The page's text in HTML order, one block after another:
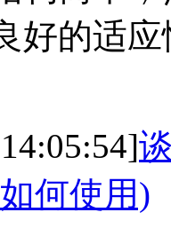
好的适
何使用)